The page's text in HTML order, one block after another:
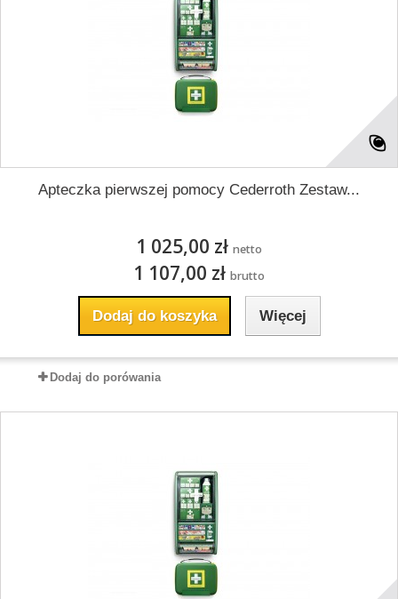
Apteczka pierwszej pomocy Cederroth Zestaw...
1 025,00 zł netto
1 107,00 zł brutto
Dodaj do koszyka Więcej
Dodaj do porówania